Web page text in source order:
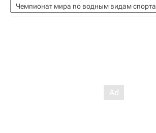
Чемпионат мира по водным видам спорта